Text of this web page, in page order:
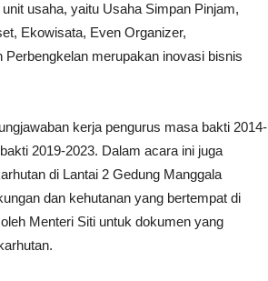
usaha, yaitu Usaha Simpan Pinjam,
Ekowisata, Even Organizer,
merupakan inovasi bisnis
kerja pengurus masa bakti 2014-
2019-2023. Dalam acara ini juga
di Lantai 2 Gedung Manggala
dan kehutanan yang bertempat di
Menteri Siti untuk dokumen yang